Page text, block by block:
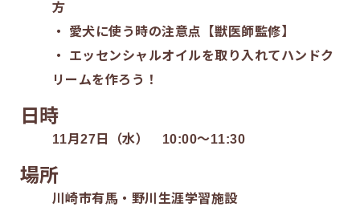
方
・ 愛犬に使う時の注意点【獣医師監修】
・ エッセンシャルオイルを取り入れてハンドク
リームを作ろう！
日時
11月27日（水） 10:00〜11:30
場所
川崎市有馬・野川生涯学習施設